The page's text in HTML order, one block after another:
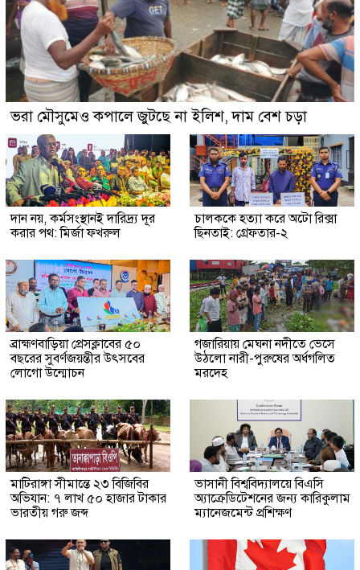
ভরা মৌসুমেও কপালে জুটছে না ইলিশ, দাম বেশ চড়া
দান নয়, কর্মসংস্থানই দারিদ্র্য দূর
করার পথ: মির্জা ফখরুল
চালককে হত্যা করে অটো রিক্সা
ছিনতাই: গ্রেফতার-২
ব্রাহ্মণবাড়িয়া প্রেসক্লাবের ৫০
বছরের সুবর্ণজয়ন্তীর উৎসবের
লোগো উন্মোচন
গজারিয়ায় মেঘনা নদীতে ভেসে
উঠলো নারী-পুরুষের অর্ধগলিত
মরদেহ
মাটিরাঙ্গা সীমান্তে ২৩ বিজিবির
অভিযান: ৭ লাখ ৫০ হাজার টাকার
ভারতীয় গরু জব্দ
ভাসানী বিশ্ববিদ্যালয়ে বিএসি
অ্যাক্রেডিটেশনের জন্য কারিকুলাম
ম্যানেজমেন্ট প্রশিক্ষণ